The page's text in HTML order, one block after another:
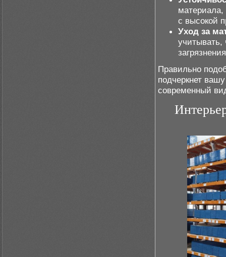
материала,
с высокой
Уход за
Правильно
подчеркнет
современный